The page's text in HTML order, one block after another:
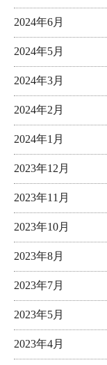
2024年6月
2024年5月
2024年3月
2024年2月
2024年1月
2023年12月
2023年11月
2023年10月
2023年8月
2023年7月
2023年5月
2023年4月